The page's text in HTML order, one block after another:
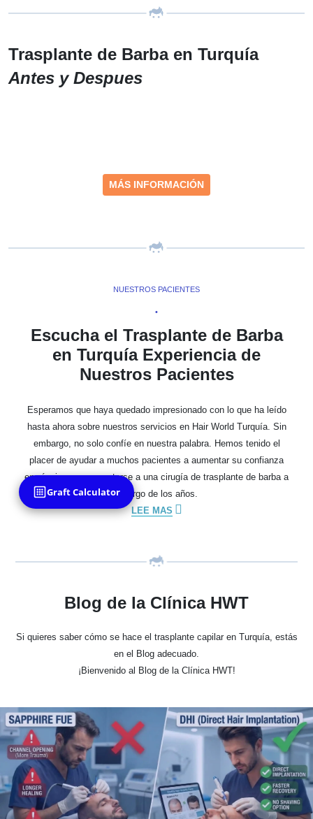
Trasplante de Barba en Turquía
Antes y Despues
MÁS INFORMACIÓN
NUESTROS PACIENTES
•
Escucha el Trasplante de Barba
en Turquía Experiencia de
Nuestros Pacientes
Esperamos que haya quedado impresionado con lo que ha leído
hasta ahora sobre nuestros servicios en Hair World Turquía. Sin
embargo, no solo confíe en nuestra palabra. Hemos tenido el
placer de ayudar a muchos pacientes a aumentar su confianza
en sí mismos y someterse a una cirugía de trasplante de barba a
lo largo de los años.
LEE MAS
Blog de la Clínica HWT
Si quieres saber cómo se hace el trasplante capilar en Turquía, estás
en el Blog adecuado.
¡Bienvenido al Blog de la Clínica HWT!
Graft Calculator